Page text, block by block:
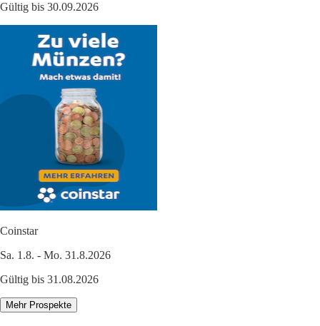
Gültig bis 30.09.2026
Coinstar
Sa. 1.8. - Mo. 31.8.2026
Gültig bis 31.08.2026
Mehr Prospekte